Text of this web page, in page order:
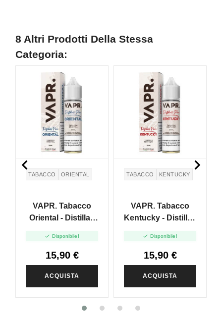
8 Altri Prodotti Della Stessa
Categoria:
TABACCO ORIENTAL
VAPR. Tabacco
Oriental - Distillati
20ml
 Disponibile!
15,90 €
ACQUISTA
TABACCO KENTUCKY
VAPR. Tabacco
Kentucky - Distillati
20ml
 Disponibile!
15,90 €
ACQUISTA
 